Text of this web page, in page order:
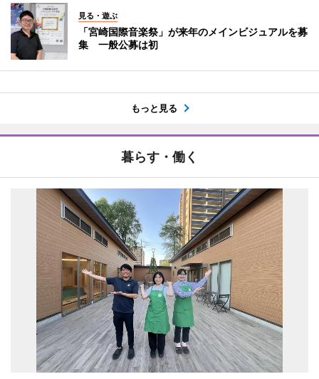
見る・遊ぶ
「宮崎国際音楽祭」が来年のメインビジュアルを募
集 一般公募は初
もっと見る
暮らす・働く